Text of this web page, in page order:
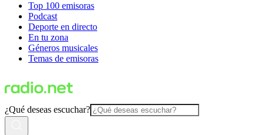
Top 100 emisoras
Podcast
Deporte en directo
En tu zona
Géneros musicales
Temas de emisoras
¿Qué deseas escuchar?